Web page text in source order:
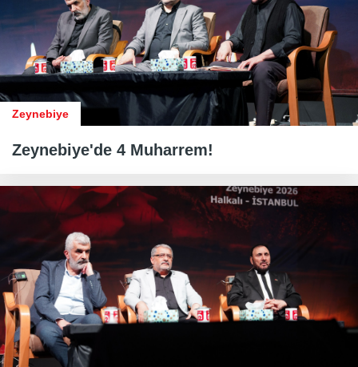
Zeynebiye
Zeynebiye'de 4 Muharrem!